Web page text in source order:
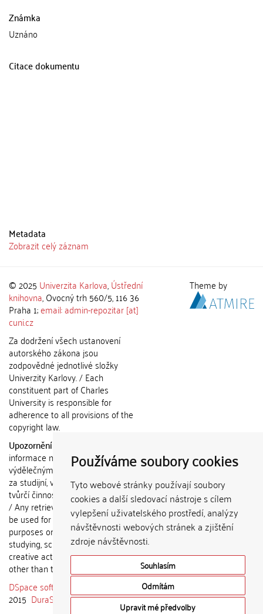
Používáme soubory cookies
Tyto webové stránky používají soubory
cookies a další sledovací nástroje s cílem
vylepšení uživatelského prostředí, analýzy
návštěvnosti webových stránek a zjištění
zdroje návštěvnosti.
Souhlasím
Odmítám
Upravit mé předvolby
Známka
Uznáno
Citace dokumentu
Metadata
Zobrazit celý záznam
© 2025 Univerzita Karlova,Ústřední
knihovna, Ovocný trh 560/5, 116 36
Praha 1;email: admin-repozitar [at]
cuni.cz
Za dodržení všech ustanovení
autorského zákona jsou
zodpovědné jednotlivé složky
Univerzity Karlovy. / Each
constituent part of Charles
University is responsible for
adherence to all provisions of the
copyright law.
Upozornění / Notice:
informace nemohou být použity k
výdělečným účelům nebo vydávány
za studijní, vědeckou nebo jinou
tvůrčí činnost jiné osoby než autora.
/ Any retrieved information shall not
be used for any commercial
purposes or claimed as results of
studying, scientific or any other
creative activities of any person
other than the author.
DSpace software
copyright © 2002-
2015 DuraSpace
Theme by